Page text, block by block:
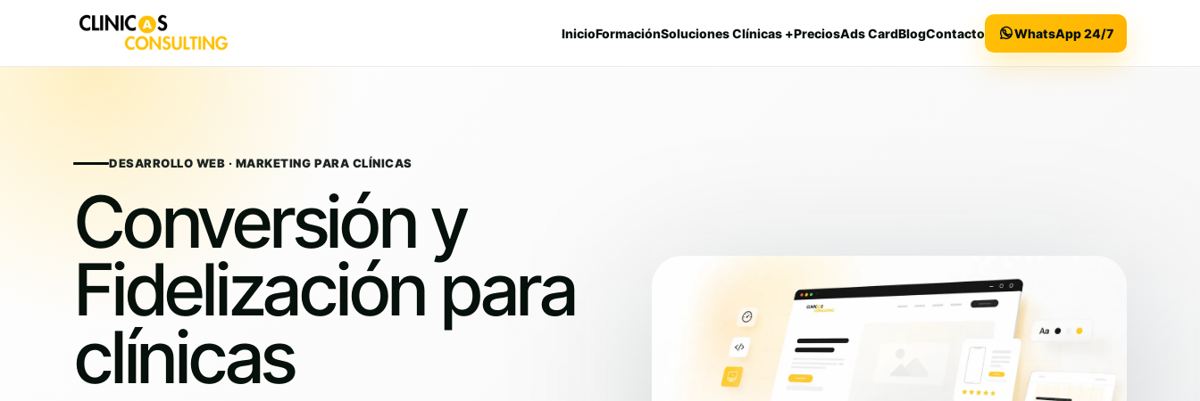
InicioFormaciónSoluciones Clínicas +PreciosAds CardBlogContacto WhatsApp 24/7
DESARROLLO WEB · MARKETING PARA CLÍNICAS
Conversión y
Fidelización para
clínicas